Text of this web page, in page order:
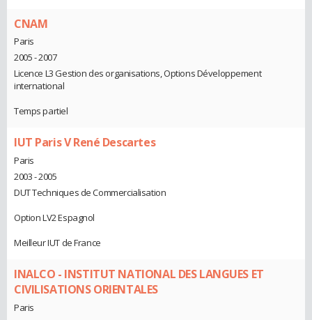
CNAM
Paris
2005 - 2007
Licence L3 Gestion des organisations, Options Développement
international
Temps partiel
IUT Paris V René Descartes
Paris
2003 - 2005
DUT Techniques de Commercialisation
Option LV2 Espagnol
Meilleur IUT de France
INALCO - INSTITUT NATIONAL DES LANGUES ET
CIVILISATIONS ORIENTALES
Paris